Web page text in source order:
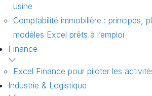
usine
Comptabilité immobilière : principes,
modèles Excel prêts à l’emploi
Finance
Excel Finance pour piloter les
Industrie & Logistique